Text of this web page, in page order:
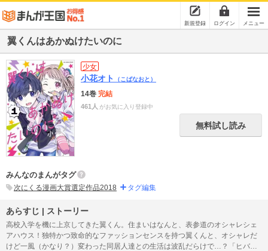
新規登録 ログイン メニュー
翼くんはあかぬけたいのに
少女
小花オト （こばなおと）
14巻 完結
461人 がお気に入り登録中
無料試し読み
みんなのまんがタグ
次にくる漫画大賞選定作品2018 タグ編集
あらすじ | ストーリー
高校入学を機に上京してきた翼くん。住まいはなんと、表参道のオシャレシェ
アハウス！独特かつ致命的なファッションセンスを持つ翼くんと、オシャレだ
けど一風（かなり？）変わった同居人達との生活は波乱だらけで…？「ヒバ